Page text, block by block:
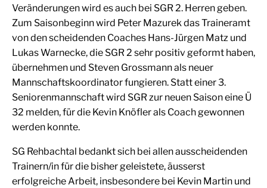
Veränderungen wird es auch bei SGR 2. Herren geben.
Zum Saisonbeginn wird Peter Mazurek das Traineramt
von den scheidenden Coaches Hans-Jürgen Matz und
Lukas Warnecke, die SGR 2 sehr positiv geformt haben,
übernehmen und Steven Grossmann als neuer
Mannschaftskoordinator fungieren. Statt einer 3.
Seniorenmannschaft wird SGR zur neuen Saison eine Ü
32 melden, für die Kevin Knöfler als Coach gewonnen
werden konnte.
SG Rehbachtal bedankt sich bei allen ausscheidenden
Trainern/in für die bisher geleistete, äusserst
erfolgreiche Arbeit, insbesondere bei Kevin Martin und